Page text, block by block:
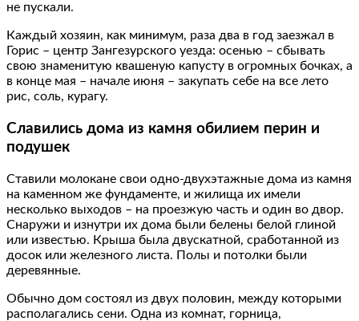
не пускали.
Каждый хозяин, как минимум, раза два в год заезжал в
Горис – центр Зангезурского уезда: осенью – сбывать
свою знаменитую квашеную капусту в огромных бочках, а
в конце мая – начале июня – закупать себе на все лето
рис, соль, курагу.
Славились дома из камня обилием перин и
подушек
Ставили молокане свои одно-двухэтажные дома из камня
на каменном же фундаменте, и жилища их имели
несколько выходов – на проезжую часть и один во двор.
Снаружи и изнутри их дома были белены белой глиной
или известью. Крыша была двускатной, сработанной из
досок или железного листа. Полы и потолки были
деревянные.
Обычно дом состоял из двух половин, между которыми
располагались сени. Одна из комнат, горница,